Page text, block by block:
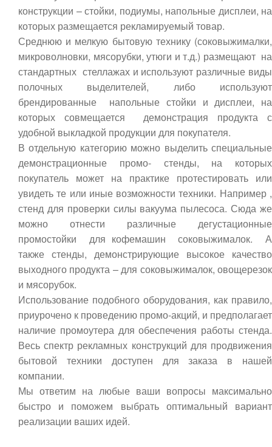
конструкции – стойки, подиумы, напольные дисплеи, на
которых размещается рекламируемый товар.
Среднюю и мелкую бытовую технику (соковыжималки,
микроволновки, мясорубки, утюги и т.д.) размещают на
стандартных стеллажах и используют различные виды
полочных выделителей, либо используют
брендированные напольные стойки и дисплеи, на
которых совмещается демонстрация продукта с
удобной выкладкой продукции для покупателя.
В отдельную категорию можно выделить специальные
демонстрационные промо- стенды, на которых
покупатель может на практике протестировать или
увидеть те или иные возможности техники. Например ,
стенд для проверки силы вакуума пылесоса. Сюда же
можно отнести различные дегустационные
промостойки для кофемашин соковыжималок. А
также стенды, демонстрирующие высокое качество
выходного продукта – для соковыжималок, овощерезок
и мясорубок.
Использование подобного оборудования, как правило,
приурочено к проведению промо-акций, и предполагает
наличие промоутера для обеспечения работы стенда.
Весь спектр рекламных конструкций для продвижения
бытовой техники доступен для заказа в нашей
компании.
Мы ответим на любые ваши вопросы максимально
быстро и поможем выбрать оптимальный вариант
реализации ваших идей.